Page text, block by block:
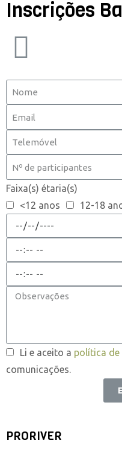
Inscrições
Faixa(s) étaria(s)
<12 anos
12-18
Li e aceito a política
comunicações.
PRORIVER